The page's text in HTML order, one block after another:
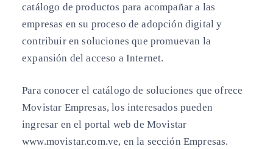
catálogo de productos para acompañar a las
empresas en su proceso de adopción digital y
contribuir en soluciones que promuevan la
expansión del acceso a Internet.
Para conocer el catálogo de soluciones que ofrece
Movistar Empresas, los interesados pueden
ingresar en el portal web de Movistar
www.movistar.com.ve, en la sección Empresas.